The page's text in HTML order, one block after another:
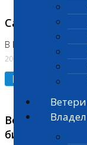
Санитарный
В Бутово 21.07.2026
20.07.2026
Подробнее
Возобновлено